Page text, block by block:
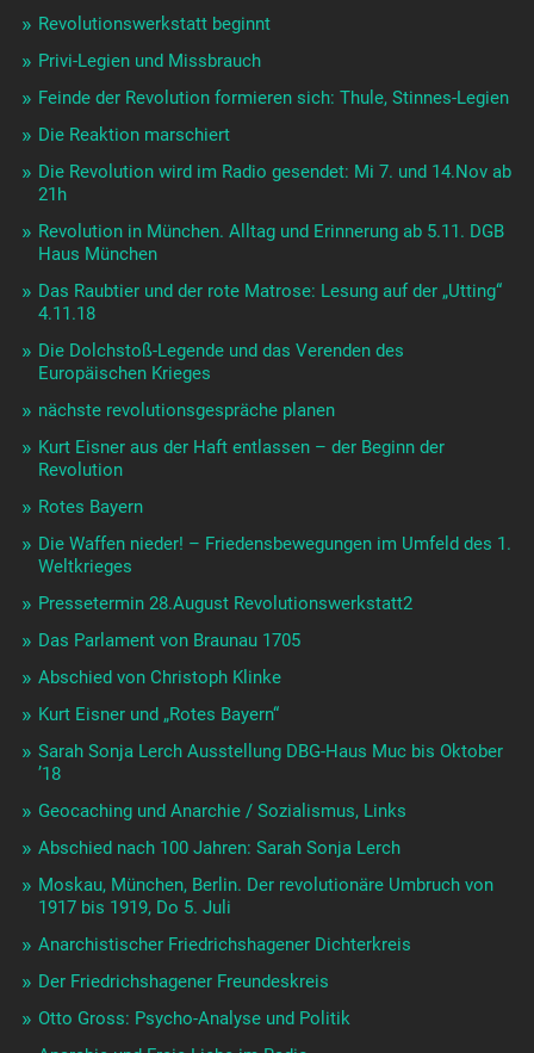
Revolutionswerkstatt beginnt
Privi-Legien und Missbrauch
Feinde der Revolution formieren sich: Thule, Stinnes-Legien
Die Reaktion marschiert
Die Revolution wird im Radio gesendet: Mi 7. und 14.Nov ab
21h
Revolution in München. Alltag und Erinnerung ab 5.11. DGB
Haus München
Das Raubtier und der rote Matrose: Lesung auf der „Utting“
4.11.18
Die Dolchstoß-Legende und das Verenden des
Europäischen Krieges
nächste revolutionsgespräche planen
Kurt Eisner aus der Haft entlassen – der Beginn der
Revolution
Rotes Bayern
Die Waffen nieder! – Friedensbewegungen im Umfeld des 1.
Weltkrieges
Pressetermin 28.August Revolutionswerkstatt2
Das Parlament von Braunau 1705
Abschied von Christoph Klinke
Kurt Eisner und „Rotes Bayern“
Sarah Sonja Lerch Ausstellung DBG-Haus Muc bis Oktober
’18
Geocaching und Anarchie / Sozialismus, Links
Abschied nach 100 Jahren: Sarah Sonja Lerch
Moskau, München, Berlin. Der revolutionäre Umbruch von
1917 bis 1919, Do 5. Juli
Anarchistischer Friedrichshagener Dichterkreis
Der Friedrichshagener Freundeskreis
Otto Gross: Psycho-Analyse und Politik